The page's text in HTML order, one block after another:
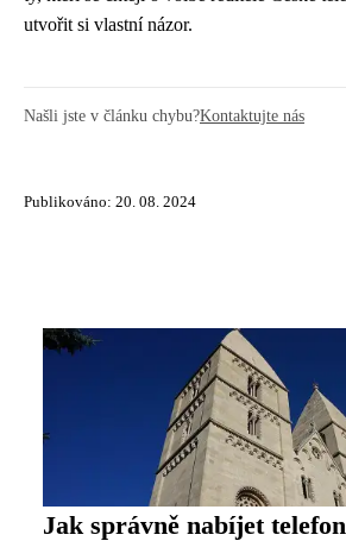
utvořit si vlastní názor.
Našli jste v článku chybu?Kontaktujte nás
Publikováno: 20. 08. 2024
Jak správně nabíjet